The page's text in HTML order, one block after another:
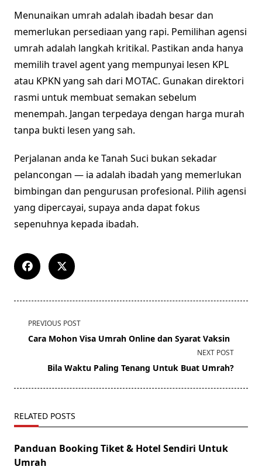
Menunaikan umrah adalah ibadah besar dan
memerlukan persediaan yang rapi. Pemilihan agensi
umrah adalah langkah kritikal. Pastikan anda hanya
memilih travel agent yang mempunyai lesen KPL
atau KPKN yang sah dari MOTAC. Gunakan direktori
rasmi untuk membuat semakan sebelum
menempah. Jangan terpedaya dengan harga murah
tanpa bukti lesen yang sah.
Perjalanan anda ke Tanah Suci bukan sekadar
pelancongan — ia adalah ibadah yang memerlukan
bimbingan dan pengurusan profesional. Pilih agensi
yang dipercayai, supaya anda dapat fokus
sepenuhnya kepada ibadah.
<span
class="nav-
text">Page</span>
PREVIOUS POST
Cara Mohon Visa Umrah Online dan Syarat Vaksin
NEXT POST
Bila Waktu Paling Tenang Untuk Buat Umrah?
RELATED POSTS
Panduan Booking Tiket & Hotel Sendiri Untuk
Umrah